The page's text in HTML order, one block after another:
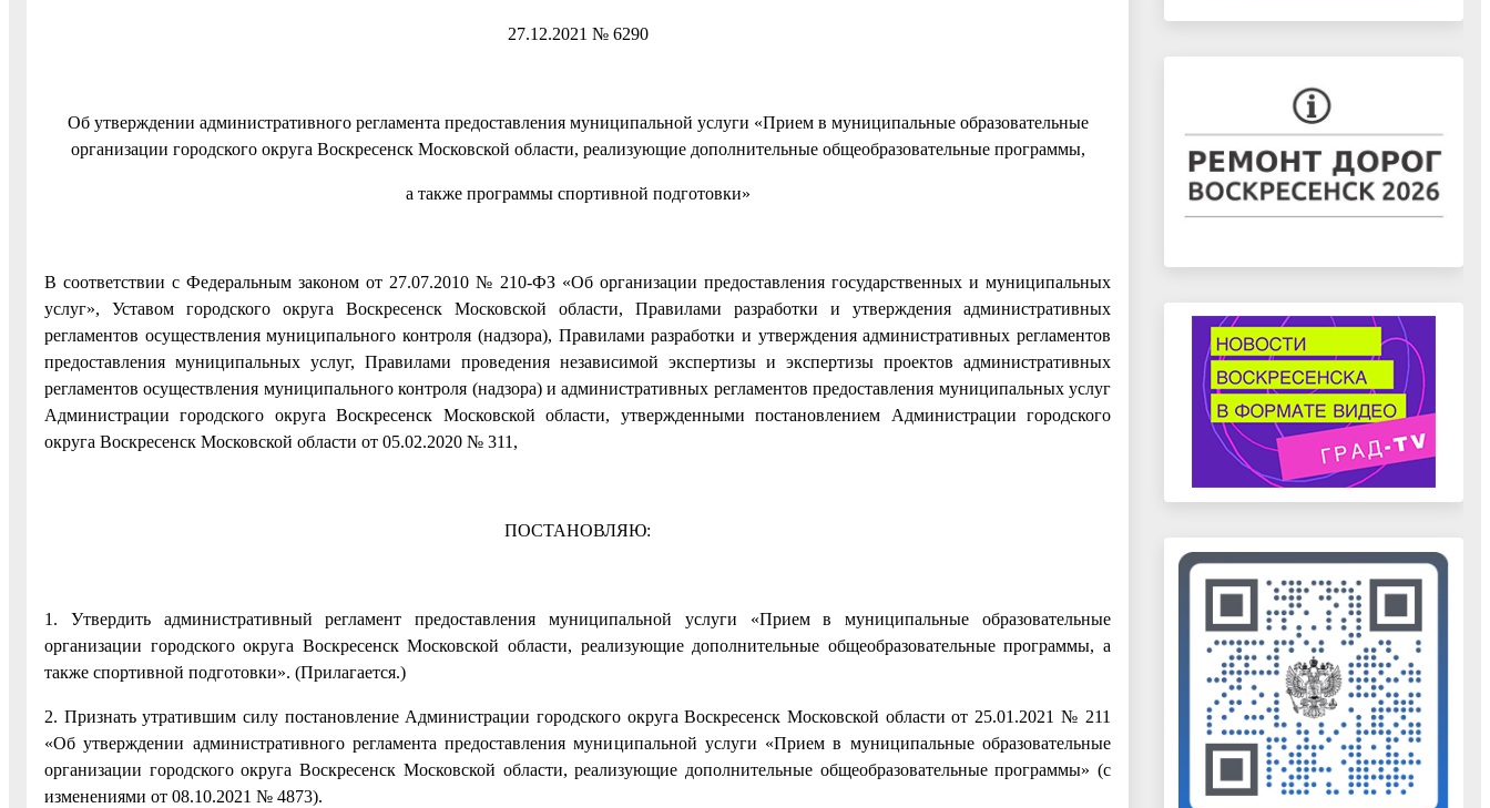
27.12.2021 № 6290
Об утверждении административного регламента предоставления муниципальной услуги «Прием в муниципальные образовательные
организации городского округа Воскресенск Московской области, реализующие дополнительные общеобразовательные программы,
а также программы спортивной подготовки»
В соответствии с Федеральным законом от 27.07.2010 № 210-ФЗ «Об организации предоставления государственных и муниципальных
услуг», Уставом городского округа Воскресенск Московской области, Правилами разработки и утверждения административных
регламентов осуществления муниципального контроля (надзора), Правилами разработки и утверждения административных регламентов
предоставления муниципальных услуг, Правилами проведения независимой экспертизы и экспертизы проектов административных
регламентов осуществления муниципального контроля (надзора) и административных регламентов предоставления муниципальных услуг
Администрации городского округа Воскресенск Московской области, утвержденными постановлением Администрации городского
округа Воскресенск Московской области от 05.02.2020 № 311,
ПОСТАНОВЛЯЮ:
1. Утвердить административный регламент предоставления муниципальной услуги «Прием в муниципальные образовательные
организации городского округа Воскресенск Московской области, реализующие дополнительные общеобразовательные программы, а
также спортивной подготовки». (Прилагается.)
2. Признать утратившим силу постановление Администрации городского округа Воскресенск Московской области от 25.01.2021 № 211
«Об утверждении административного регламента предоставления муниципальной услуги «Прием в муниципальные образовательные
организации городского округа Воскресенск Московской области, реализующие дополнительные общеобразовательные программы» (с
изменениями от 08.10.2021 № 4873).